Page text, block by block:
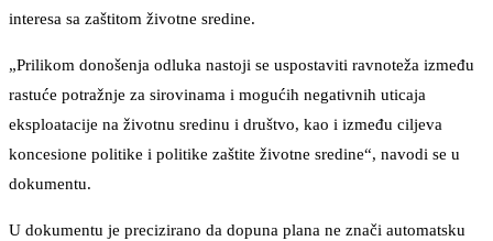
interesa sa zaštitom životne sredine.
„Prilikom donošenja odluka nastoji se uspostaviti ravnoteža između
rastuće potražnje za sirovinama i mogućih negativnih uticaja
eksploatacije na životnu sredinu i društvo, kao i između ciljeva
koncesione politike i politike zaštite životne sredine“, navodi se u
dokumentu.
U dokumentu je precizirano da dopuna plana ne znači automatsku